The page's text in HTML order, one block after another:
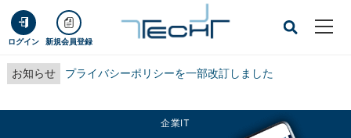
ログイン 新規会員登録
お知らせ プライバシーポリシーを一部改訂しました
企業IT